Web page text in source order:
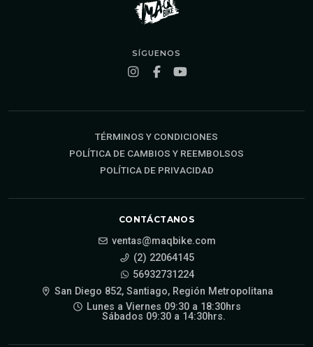
SÍGUENOS
TÉRMINOS Y CONDICIONES
POLÍTICA DE CAMBIOS Y REEMBOLSOS
POLÍTICA DE PRIVACIDAD
CONTÁCTANOS
ventas@maqbike.com
(2) 22064145
56932731224
San Diego 852, Santiago, Región Metropolitana
Lunes a Viernes 09:30 a 18:30hrs
Sábados 09:30 a 14:30hrs.